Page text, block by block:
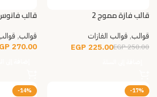
قالب فازة مموج 2
قوالب, قوالب الفازات
250.00
EGP
225.00
EGP
قالب
قوالب,
270.00
-17%
-14%